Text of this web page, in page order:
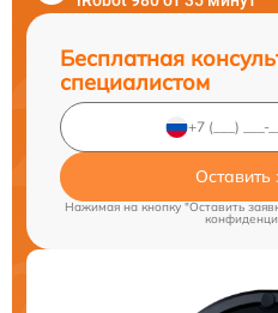
Бесплатная
специалистом
Оставить
Нажимая на кнопку "Оставить